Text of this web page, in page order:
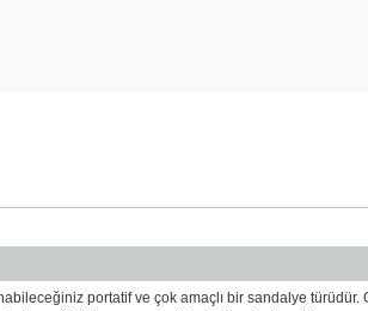
portatif ve çok amaçlı bir sandalye türüdür.